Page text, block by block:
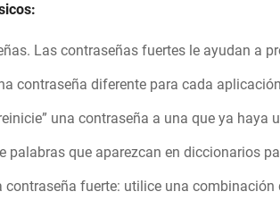
Las contraseñas fuertes le ayudan a
contraseña diferente para cada
una contraseña a una que ya haya
palabras que aparezcan en diccionarios
contraseña fuerte: utilice una